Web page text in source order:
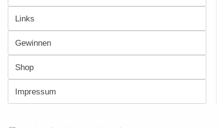
Links
Gewinnen
Shop
Impressum